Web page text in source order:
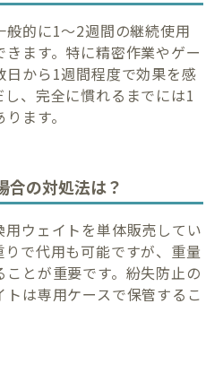
的に1～2週間の継続使用
ます。特に精密作業やゲー
日から1週間程度で効果を感
、完全に慣れるまでには1
ます。
合の対処法は？
ウェイトを単体販売してい
で代用も可能ですが、重量
とが重要です。紛失防止の
は専用ケースで保管するこ